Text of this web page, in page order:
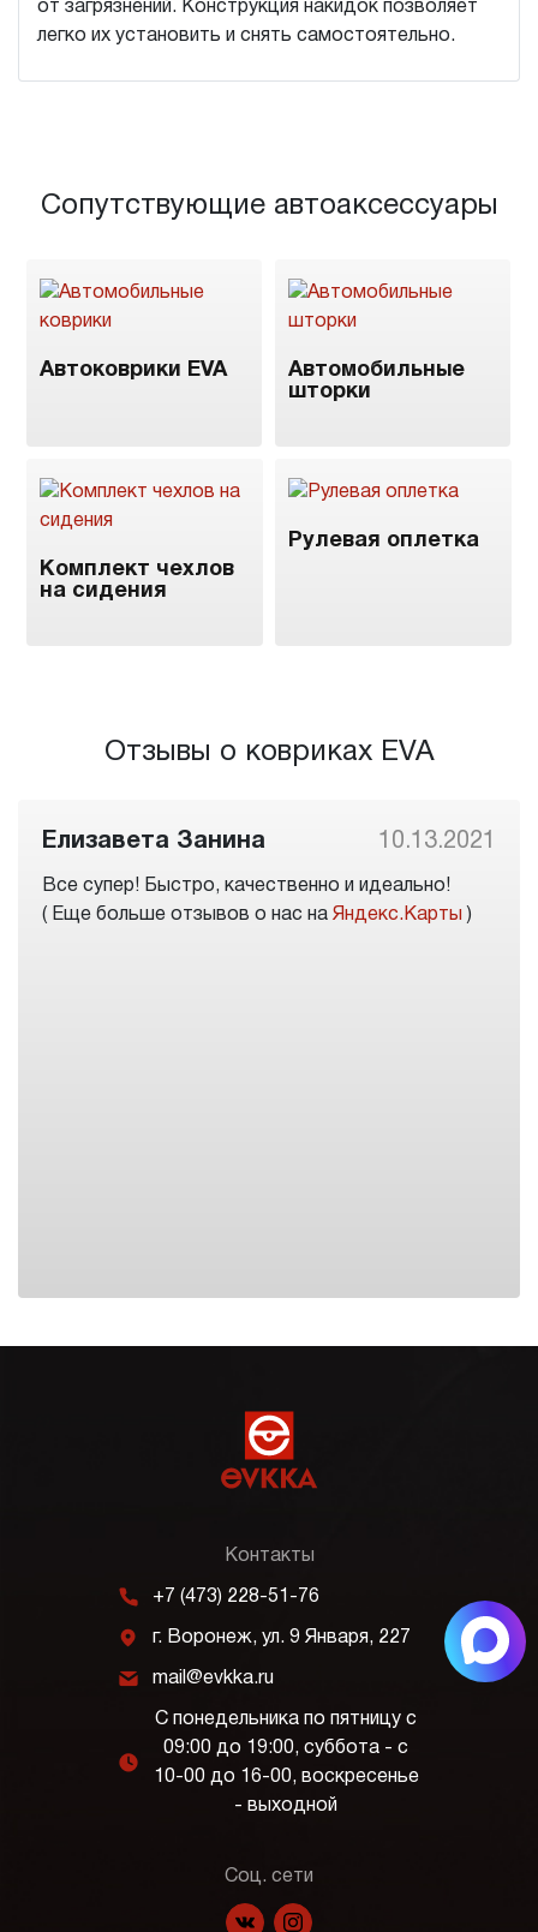
от загрязнений. Конструкция накидок позволяет
легко их установить и снять самостоятельно.
Сопутствующие автоаксессуары
Автоковрики EVA
Автомобильные
шторки
Комплект чехлов
на сидения
Рулевая оплетка
Отзывы о ковриках EVA
Елизавета Занина 10.13.2021
Все супер! Быстро, качественно и идеально!
( Еще больше отзывов о нас на Яндекс.Карты )
Контакты
m +7 (473) 228-51-76
j г. Воронеж, ул. 9 Января, 227
k mail@evkka.ru
l
С понедельника по пятницу с
09:00 до 19:00, суббота - с
10-00 до 16-00, воскресенье
- выходной
Соц. сети
f p